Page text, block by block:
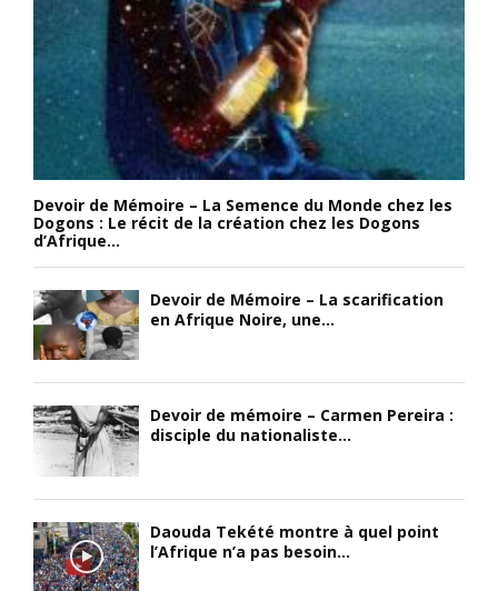
Devoir de Mémoire – La Semence du Monde chez les
Dogons : Le récit de la création chez les Dogons
d’Afrique...
Devoir de Mémoire – La scarification
en Afrique Noire, une...
Devoir de mémoire – Carmen Pereira :
disciple du nationaliste...
Daouda Tekété montre à quel point
l’Afrique n’a pas besoin...